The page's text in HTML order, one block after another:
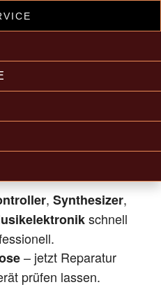
Audiotechnik
, Synthesizer,
schnell
– jetzt Reparatur
prüfen lassen.